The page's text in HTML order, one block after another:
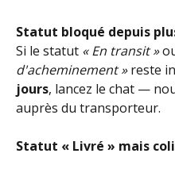
Statut bloqué depuis
Si le statut « En transit »
d'acheminement » reste
jours, lancez le chat —
auprès du transporteur.
Statut « Livré » mais